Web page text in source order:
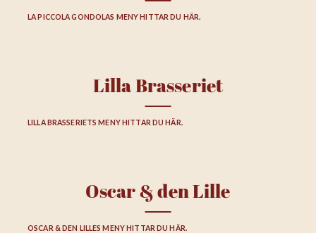
LA PICCOLA GONDOLAS MENY HITTAR DU HÄR.
Lilla Brasseriet
LILLA BRASSERIETS MENY HITTAR DU HÄR.
Oscar & den Lille
OSCAR & DEN LILLES MENY HITTAR DU HÄR.